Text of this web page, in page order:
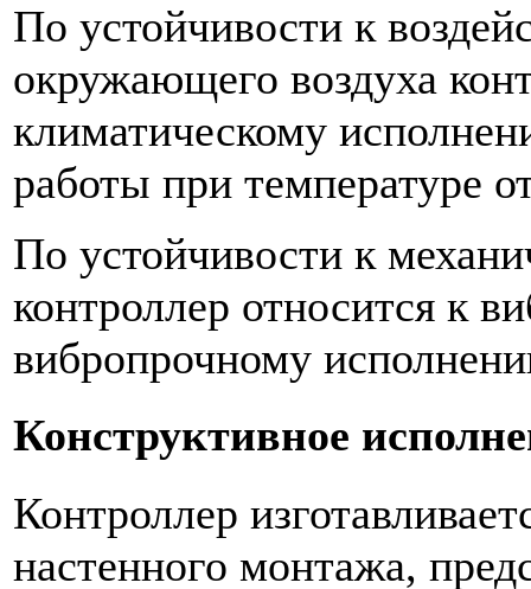
По устойчивости к
окружающего воздуха
климатическому
работы при температуре
По устойчивости к
контроллер относится к
вибропрочному
Конструктивное
Контроллер
настенного монтажа,